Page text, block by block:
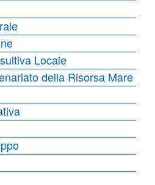
Locale
della Risorsa Mare